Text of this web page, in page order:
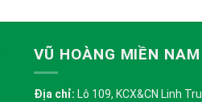
VŨ HOÀNG MIỀN NAM
Địa chỉ: Lô 109, KCX&CN Linh